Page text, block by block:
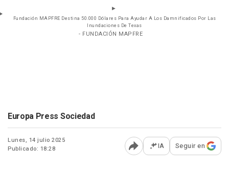
Fundación MAPFRE Destina 50.000 Dólares Para Ayudar A Los Damnificados Por Las
Inundaciones De Texas
- FUNDACIÓN MAPFRE
Europa Press Sociedad
Lunes, 14 julio 2025
Publicado: 18:28
Abrir opciones para
IA Seguir en